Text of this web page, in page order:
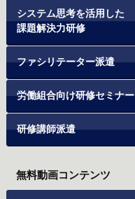
システム思考を活用した
課題解決力研修
ファシリテーター派遣
労働組合向け研修セミナー
研修講師派遣
無料動画コンテンツ